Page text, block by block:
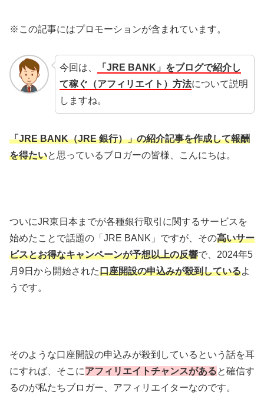
※この記事にはプロモーションが含まれています。
今回は、
「JRE BANK」をブログで紹介し
て稼ぐ（アフィリエイト）方法について説明
しますね。
「JRE BANK（JRE 銀行）」の紹介記事を作成して報酬
を得たいと思っているブロガーの皆様、こんにちは。
ついにJR東日本までが各種銀行取引に関するサービスを
始めたことで話題の「JRE BANK」ですが、その高いサー
ビスとお得なキャンペーンが予想以上の反響で、2024年5
月9日から開始された口座開設の申込みが殺到しているよ
うです。
そのような口座開設の申込みが殺到しているという話を耳
にすれば、そこにアフィリエイトチャンスがあると確信す
るのが私たちブロガー、アフィリエイターなのです。